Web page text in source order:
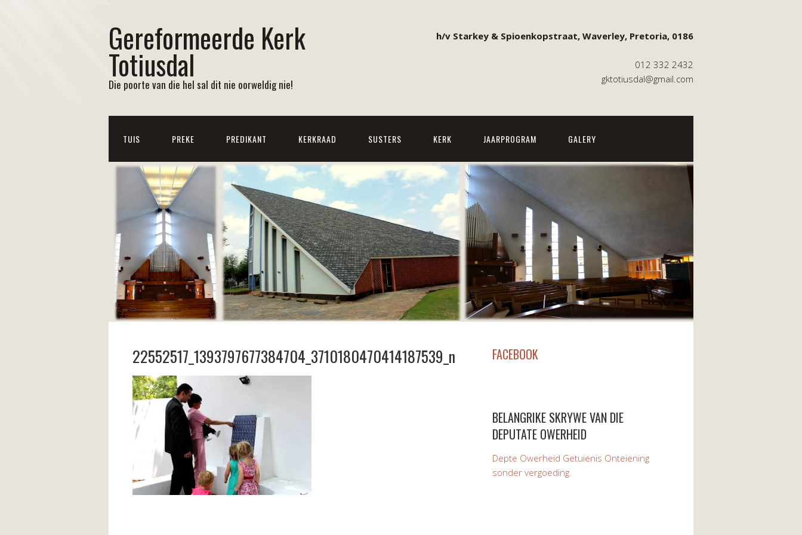
Gereformeerde Kerk
Totiusdal
Die poorte van die hel sal dit nie oorweldig nie!
h/v Starkey & Spioenkopstraat, Waverley, Pretoria, 0186
012 332 2432
gktotiusdal@gmail.com
TUIS PREKE PREDIKANT KERKRAAD SUSTERS KERK JAARPROGRAM GALERY
22552517_1393797677384704_3710180470414187539_n FACEBOOK
BELANGRIKE SKRYWE VAN DIE
DEPUTATE OWERHEID
Depte Owerheid Getuienis Onteiening
sonder vergoeding.